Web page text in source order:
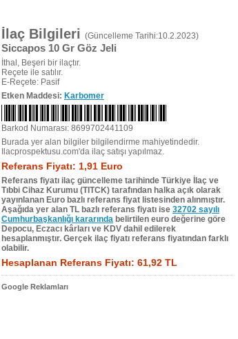
İlaç Bilgileri (Güncelleme Tarihi:10.2.2023)
Siccapos 10 Gr Göz Jeli
İthal, Beşeri bir ilaçtır.
Reçete ile satılır.
E-Reçete: Pasif
Etken Maddesi: Karbomer
Barkod Numarası: 8699702441109
Burada yer alan bilgiler bilgilendirme mahiyetindedir.
Ilacprospektusu.com'da ilaç satışı yapılmaz.
Referans Fiyatı: 1,91 Euro
Referans fiyatı ilaç güncelleme tarihinde Türkiye İlaç ve
Tıbbi Cihaz Kurumu (TITCK) tarafından halka açık olarak
yayınlanan Euro bazlı referans fiyat listesinden alınmıştır.
Aşağıda yer alan TL bazlı referans fiyatı ise 32702 sayılı
Cumhurbaşkanlığı kararında belirtilen euro değerine göre
Depocu, Eczacı kârları ve KDV dahil edilerek
hesaplanmıştır. Gerçek ilaç fiyatı referans fiyatından farklı
olabilir.
Hesaplanan Referans Fiyatı: 61,92 TL
Google Reklamları